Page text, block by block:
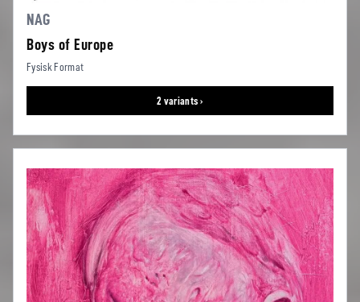
NAG
Boys of Europe
Fysisk Format
2 variants ›